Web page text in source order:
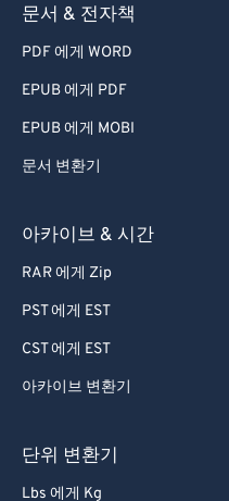
문서 & 전자책
PDF 에게 WORD
EPUB 에게 PDF
EPUB 에게 MOBI
문서 변환기
아카이브 & 시간
RAR 에게 Zip
PST 에게 EST
CST 에게 EST
아카이브 변환기
단위 변환기
Lbs 에게 Kg